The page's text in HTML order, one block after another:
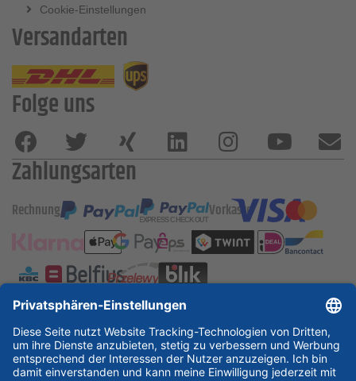
Cookie-Einstellungen
Versandarten
Folge uns
Zahlungsarten
Rechnung Vorkasse
ESSKA International
new
new new